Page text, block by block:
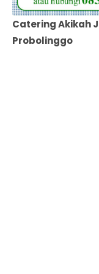
Catering Akikah
Probolinggo